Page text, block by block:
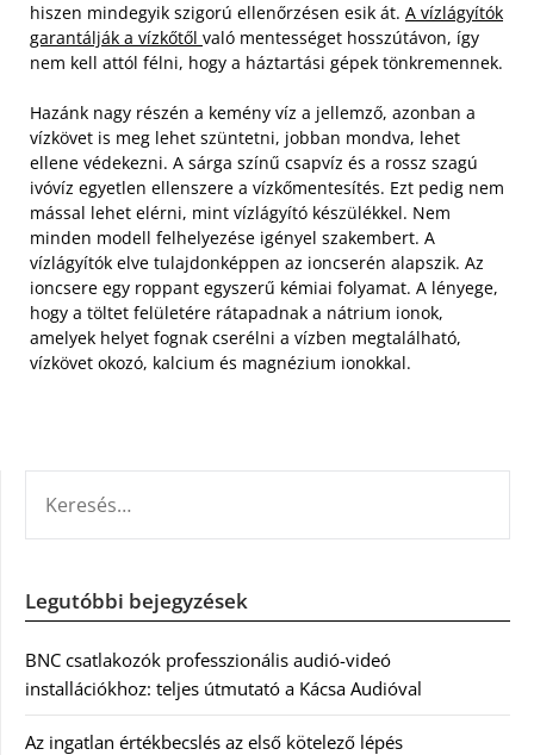
hiszen mindegyik szigorú ellenőrzésen esik át. A vízlágyítók
garantálják a vízkőtől való mentességet hosszútávon, így
nem kell attól félni, hogy a háztartási gépek tönkremennek.
Hazánk nagy részén a kemény víz a jellemző, azonban a
vízkövet is meg lehet szüntetni, jobban mondva, lehet
ellene védekezni. A sárga színű csapvíz és a rossz szagú
ivóvíz egyetlen ellenszere a vízkőmentesítés. Ezt pedig nem
mással lehet elérni, mint vízlágyító készülékkel. Nem
minden modell felhelyezése igényel szakembert. A
vízlágyítók elve tulajdonképpen az ioncserén alapszik. Az
ioncsere egy roppant egyszerű kémiai folyamat. A lényege,
hogy a töltet felületére rátapadnak a nátrium ionok,
amelyek helyet fognak cserélni a vízben megtalálható,
vízkövet okozó, kalcium és magnézium ionokkal.
Legutóbbi bejegyzések
BNC csatlakozók professzionális audió-videó
installációkhoz: teljes útmutató a Kácsa Audióval
Az ingatlan értékbecslés az első kötelező lépés